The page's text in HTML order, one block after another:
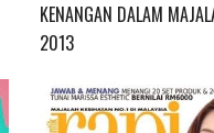
KENANGAN DALAM
2013